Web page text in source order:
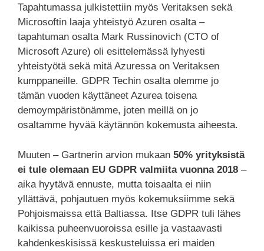
Tapahtumassa julkistettiin myös Veritaksen sekä
Microsoftin laaja yhteistyö Azuren osalta –
tapahtuman osalta Mark Russinovich (CTO of
Microsoft Azure) oli esittelemässä lyhyesti
yhteistyötä sekä mitä Azuressa on Veritaksen
kumppaneille. GDPR Techin osalta olemme jo
tämän vuoden käyttäneet Azurea toisena
demoympäristönämme, joten meillä on jo
osaltamme hyvää käytännön kokemusta aiheesta.
Muuten – Gartnerin arvion mukaan 50% yrityksistä
ei tule olemaan EU GDPR valmiita vuonna 2018 –
aika hyytävä ennuste, mutta toisaalta ei niin
yllättävä, pohjautuen myös kokemuksiimme sekä
Pohjoismaissa että Baltiassa. Itse GDPR tuli lähes
kaikissa puheenvuoroissa esille ja vastaavasti
kahdenkeskisissä keskusteluissa eri maiden